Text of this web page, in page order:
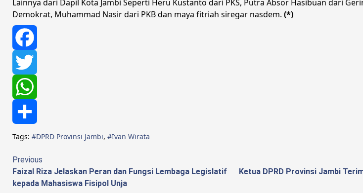
Lainnya dari Dapil Kota Jambi Seperti Heru Kustanto dari PKS, Putra Absor Hasibuan dari
Demokrat, Muhammad Nasir dari PKB dan maya fitriah siregar nasdem. (*)
Facebook
Twitter
WhatsApp
Share
Tags: #DPRD Provinsi Jambi, #Ivan Wirata
Continue
Reading
Previous
Faizal Riza Jelaskan Peran dan Fungsi Lembaga Legislatif
kepada Mahasiswa Fisipol Unja
Ketua DPRD Provinsi Jambi